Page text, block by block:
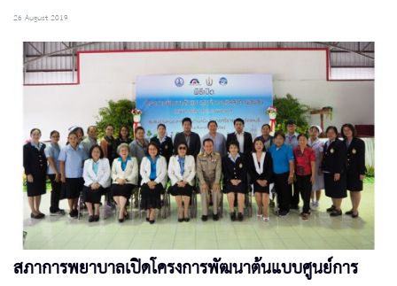
26 August 2019
สภาการพยาบาลเปิดโครงการพัฒนาต้นแบบศูนย์การ